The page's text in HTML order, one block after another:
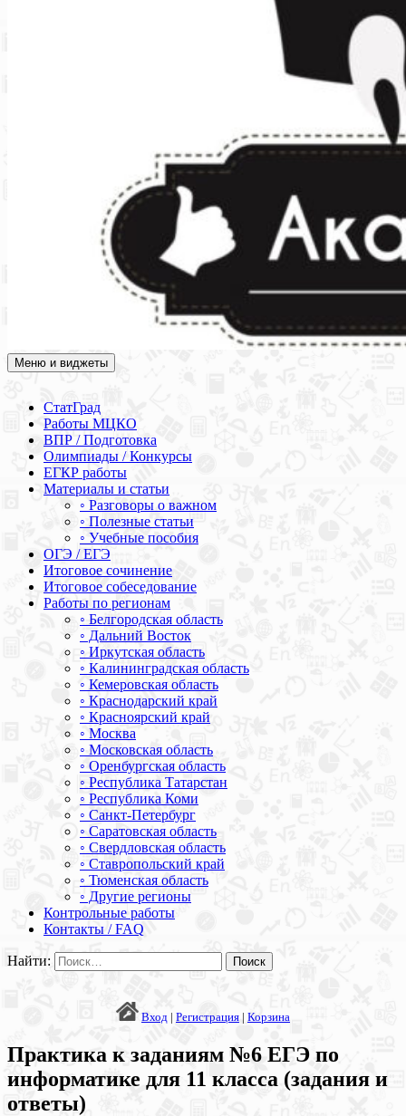
Академия СОВА
Подготовка к ЕГЭ, ОГЭ, ВПР, МЦКО, СтатГрад, КДР, ВОШ,
Меню и виджеты
СтатГрад
Работы МЦКО
ВПР / Подготовка
Олимпиады / Конкурсы
ЕГКР работы
Материалы и статьи
◦ Разговоры о важном
◦ Полезные статьи
◦ Учебные пособия
ОГЭ / ЕГЭ
Итоговое сочинение
Итоговое собеседование
Работы по регионам
◦ Белгородская область
◦ Дальний Восток
◦ Иркутская область
◦ Калининградская область
◦ Кемеровская область
◦ Краснодарский край
◦ Красноярский край
◦ Москва
◦ Московская область
◦ Оренбургская область
◦ Республика Татарстан
◦ Республика Коми
◦ Санкт-Петербург
◦ Саратовская область
◦ Свердловская область
◦ Ставропольский край
◦ Тюменская область
◦ Другие регионы
Контрольные работы
Контакты / FAQ
Найти:
Вход | Регистрация | Корзина
Практика к заданиям №6 ЕГЭ по
информатике для 11 класса (задания и
ответы)